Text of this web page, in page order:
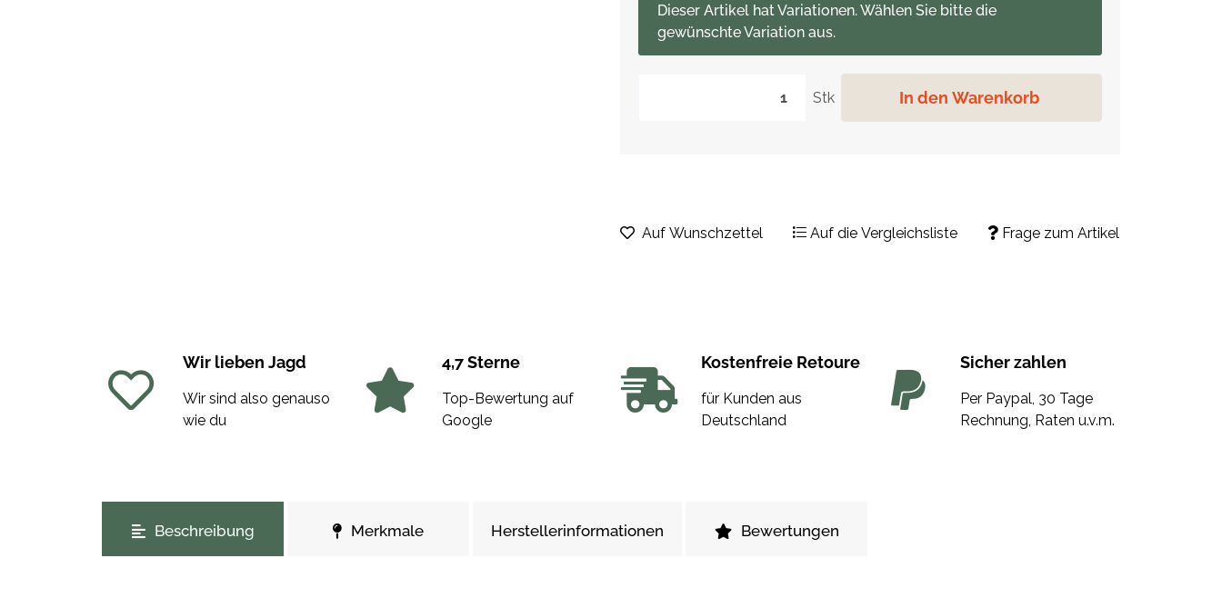
Stk In den Warenkorb
xDieser Artikel hat Variationen. Wählen Sie bitte die
gewünschte Variation aus.
Frage zum Artikel
Auf Wunschzettel Auf die Vergleichsliste
Wir lieben Jagd
Wir sind also genauso
wie du
4,7 Sterne
Top-Bewertung auf
Google
Kostenfreie Retoure
für Kunden aus
Deutschland
Sicher zahlen
Per Paypal, 30 Tage
Rechnung, Raten u.v.m.
Beschreibung Merkmale Herstellerinformationen Bewertungen